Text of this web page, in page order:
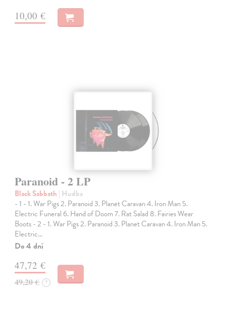
10,00 €
Paranoid - 2 LP
Black Sabbath | Hudba
- 1 - 1. War Pigs 2. Paranoid 3. Planet Caravan 4. Iron Man 5.
Electric Funeral 6. Hand of Doom 7. Rat Salad 8. Fairies Wear
Boots - 2 - 1. War Pigs 2. Paranoid 3. Planet Caravan 4. Iron Man 5.
Electric…
Do 4 dní
47,72 €
49,20 € ?